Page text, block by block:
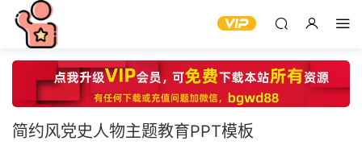
简约风党史人物主题教育PPT模板